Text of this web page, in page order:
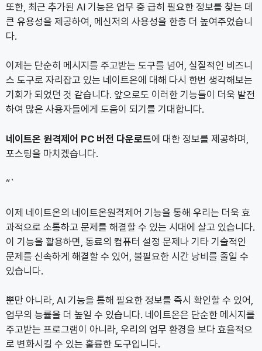
또한, 최근 추가된 AI 기능은 업무 중 급히 필요한 정보를 찾는 데
큰 유용성을 제공하여, 메신저의 사용성을 한층 더 높여주었습니
다.
이제는 단순히 메시지를 주고받는 도구를 넘어, 실질적인 비즈니
스 도구로 자리잡고 있는 네이트온에 대해 다시 한번 생각해보는
기회가 되었던 것 같습니다. 앞으로도 이러한 기능들이 더욱 발전
하여 많은 사용자들에게 도움이 되기를 기대합니다.
네이트온 원격제어 PC 버전 다운로드에 대한 정보를 제공하며,
포스팅을 마치겠습니다.
“`
이제 네이트온의 네이트온원격제어 기능을 통해 우리는 더욱 효
과적으로 소통하고 문제를 해결할 수 있는 시대에 살고 있습니다.
이 기능을 활용하면, 동료의 컴퓨터 설정 문제나 기타 기술적인
문제를 신속하게 해결할 수 있어, 불필요한 시간 낭비를 줄일 수
있습니다.
뿐만 아니라, AI 기능을 통해 필요한 정보를 즉시 확인할 수 있어,
업무의 능률을 더 높일 수 있습니다. 네이트온은 단순한 메시지를
주고받는 프로그램이 아니라, 우리의 업무 환경을 보다 효율적으
로 변화시킬 수 있는 훌륭한 도구입니다.